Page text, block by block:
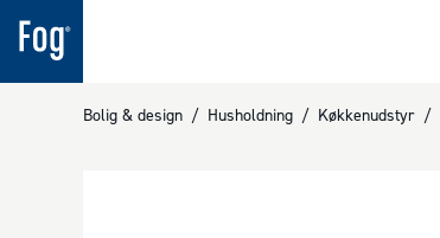
Bolig & design / Husholdning / Køkkenudstyr /